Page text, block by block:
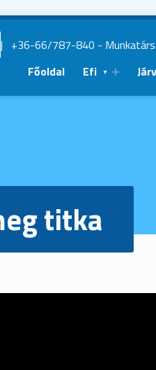
| +36-66/787-840 -
Főoldal
Efi
titka